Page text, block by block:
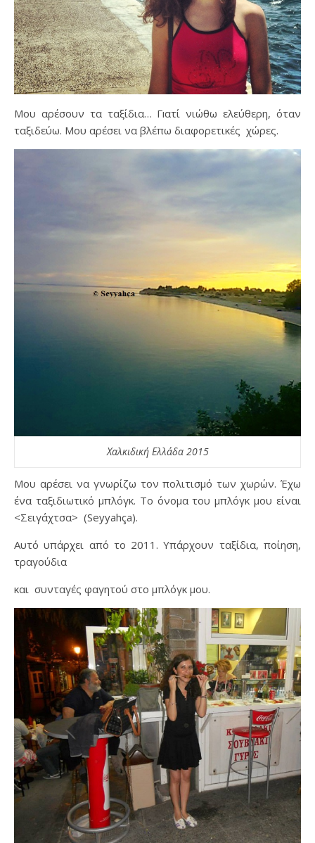
Μου αρέσουν τα ταξίδια… Γıατί νιώθω ελεύθερη, όταν
ταξιδεύω. Μου αρέσει να βλέπω διαφορετικές χώρες.
Χαλκιδική Ελλάδα 2015
Μου αρέσει να γνωρίζω τον πολιτισμό των χωρών. Έχω
ένα ταξιδιωτικό μπλόγκ. Το όνομα του μπλόγκ μου είναι
<Σειγάχτσα> (Seyyahça).
Αυτό υπάρχει από το 2011. Υπάρχουν ταξίδια, ποίηση,
τραγούδια
και συνταγές φαγητού στο μπλόγκ μου.